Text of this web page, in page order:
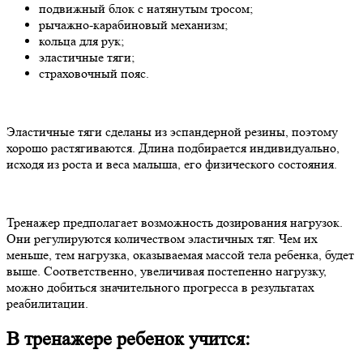
подвижный блок с натянутым тросом;
рычажно-карабиновый механизм;
кольца для рук;
эластичные тяги;
страховочный пояс.
Эластичные тяги сделаны из эспандерной резины, поэтому
хорошо растягиваются. Длина подбирается индивидуально,
исходя из роста и веса малыша, его физического состояния.
Тренажер предполагает возможность дозирования нагрузок.
Они регулируются количеством эластичных тяг. Чем их
меньше, тем нагрузка, оказываемая массой тела ребенка, будет
выше. Соответственно, увеличивая постепенно нагрузку,
можно добиться значительного прогресса в результатах
реабилитации.
В тренажере ребенок учится: